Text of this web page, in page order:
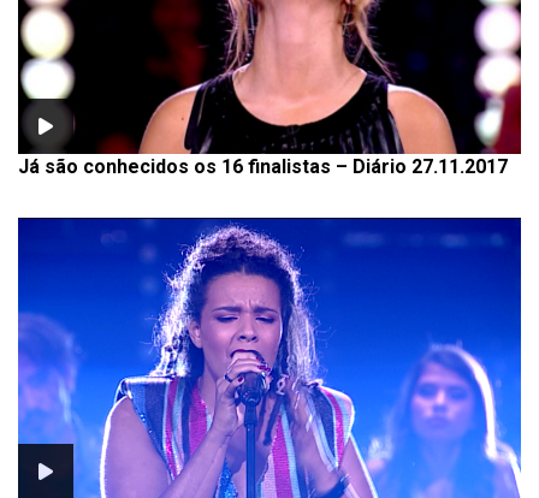
Já são conhecidos os 16 finalistas – Diário 27.11.2017